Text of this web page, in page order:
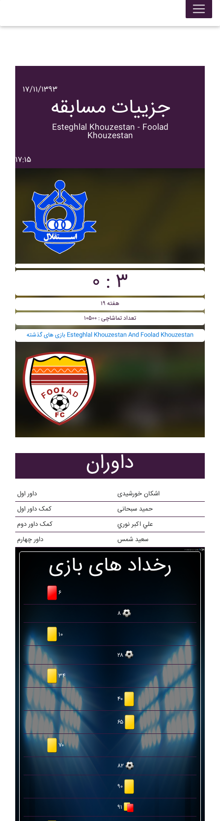
۱۷/۱۱/۱۳۹۳
جزییات مسابقه
Esteghlal Khouzestan - Foolad
Khouzestan
۱۷:۱۵
۰ : ۳
هفته ۱۹
تعداد تماشاچی : ۱۰۵۰۰
بازی های گذشته Esteghlal Khouzestan And Foolad Khouzestan
داوران
داور اول
اشکان خورشیدی
کمک داور اول
حمید سبحانی
کمک داور دوم
علي اکبر نوري
داور چهارم
سعيد شمس
رخداد های بازی
۶
۸
۱۰
۲۸
۳۴
۴۰
۶۵
۷۰
۸۲
۹۰
۹۱